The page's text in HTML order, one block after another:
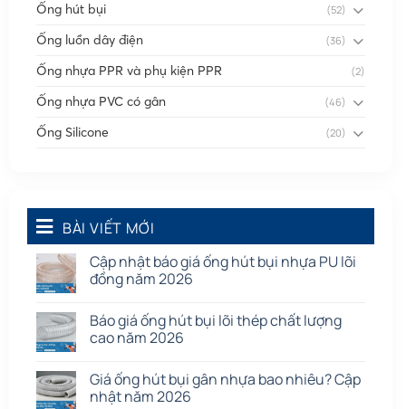
Ống hút bụi (52)
Ống luồn dây điện (36)
Ống nhựa PPR và phụ kiện PPR (2)
Ống nhựa PVC có gân (46)
Ống Silicone (20)
Quạt dân dụng
Tấm cao su (7)
BÀI VIẾT MỚI
Cập nhật báo giá ống hút bụi nhựa PU lõi
đồng năm 2026
Báo giá ống hút bụi lõi thép chất lượng
cao năm 2026
Giá ống hút bụi gân nhựa bao nhiêu? Cập
nhật năm 2026